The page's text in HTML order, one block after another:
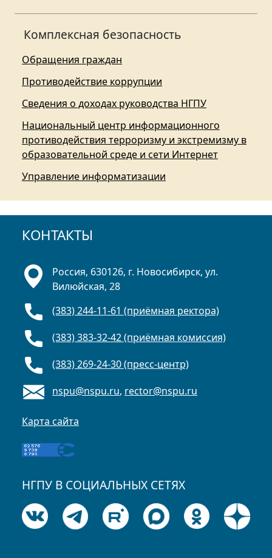
Комплексная безопасность
Обращения граждан
Противодействие коррупции
Сведения о доходах руководства НГПУ
Национальный центр информационного
противодействия терроризму и экстремизму в
образовательной среде и сети Интернет
Управление информатизации
КОНТАКТЫ
Россия, 630126, г. Новосибирск, ул.
Вилюйская, 28
(383) 244-11-61 (приёмная ректора)
(383) 383-32-42 (приёмная комиссия)
(383) 269-24-30 (пресс-центр)
nspu@nspu.ru, rector@nspu.ru
Карта сайта
НГПУ В СОЦИАЛЬНЫХ СЕТЯХ